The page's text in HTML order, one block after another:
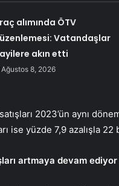
alımında ÖTV
Vatandaşlar
akın etti
Ağustos 8, 2026
2023’ün aynı
ise yüzde 7,9 azalışla 22
artmaya devam ediyor